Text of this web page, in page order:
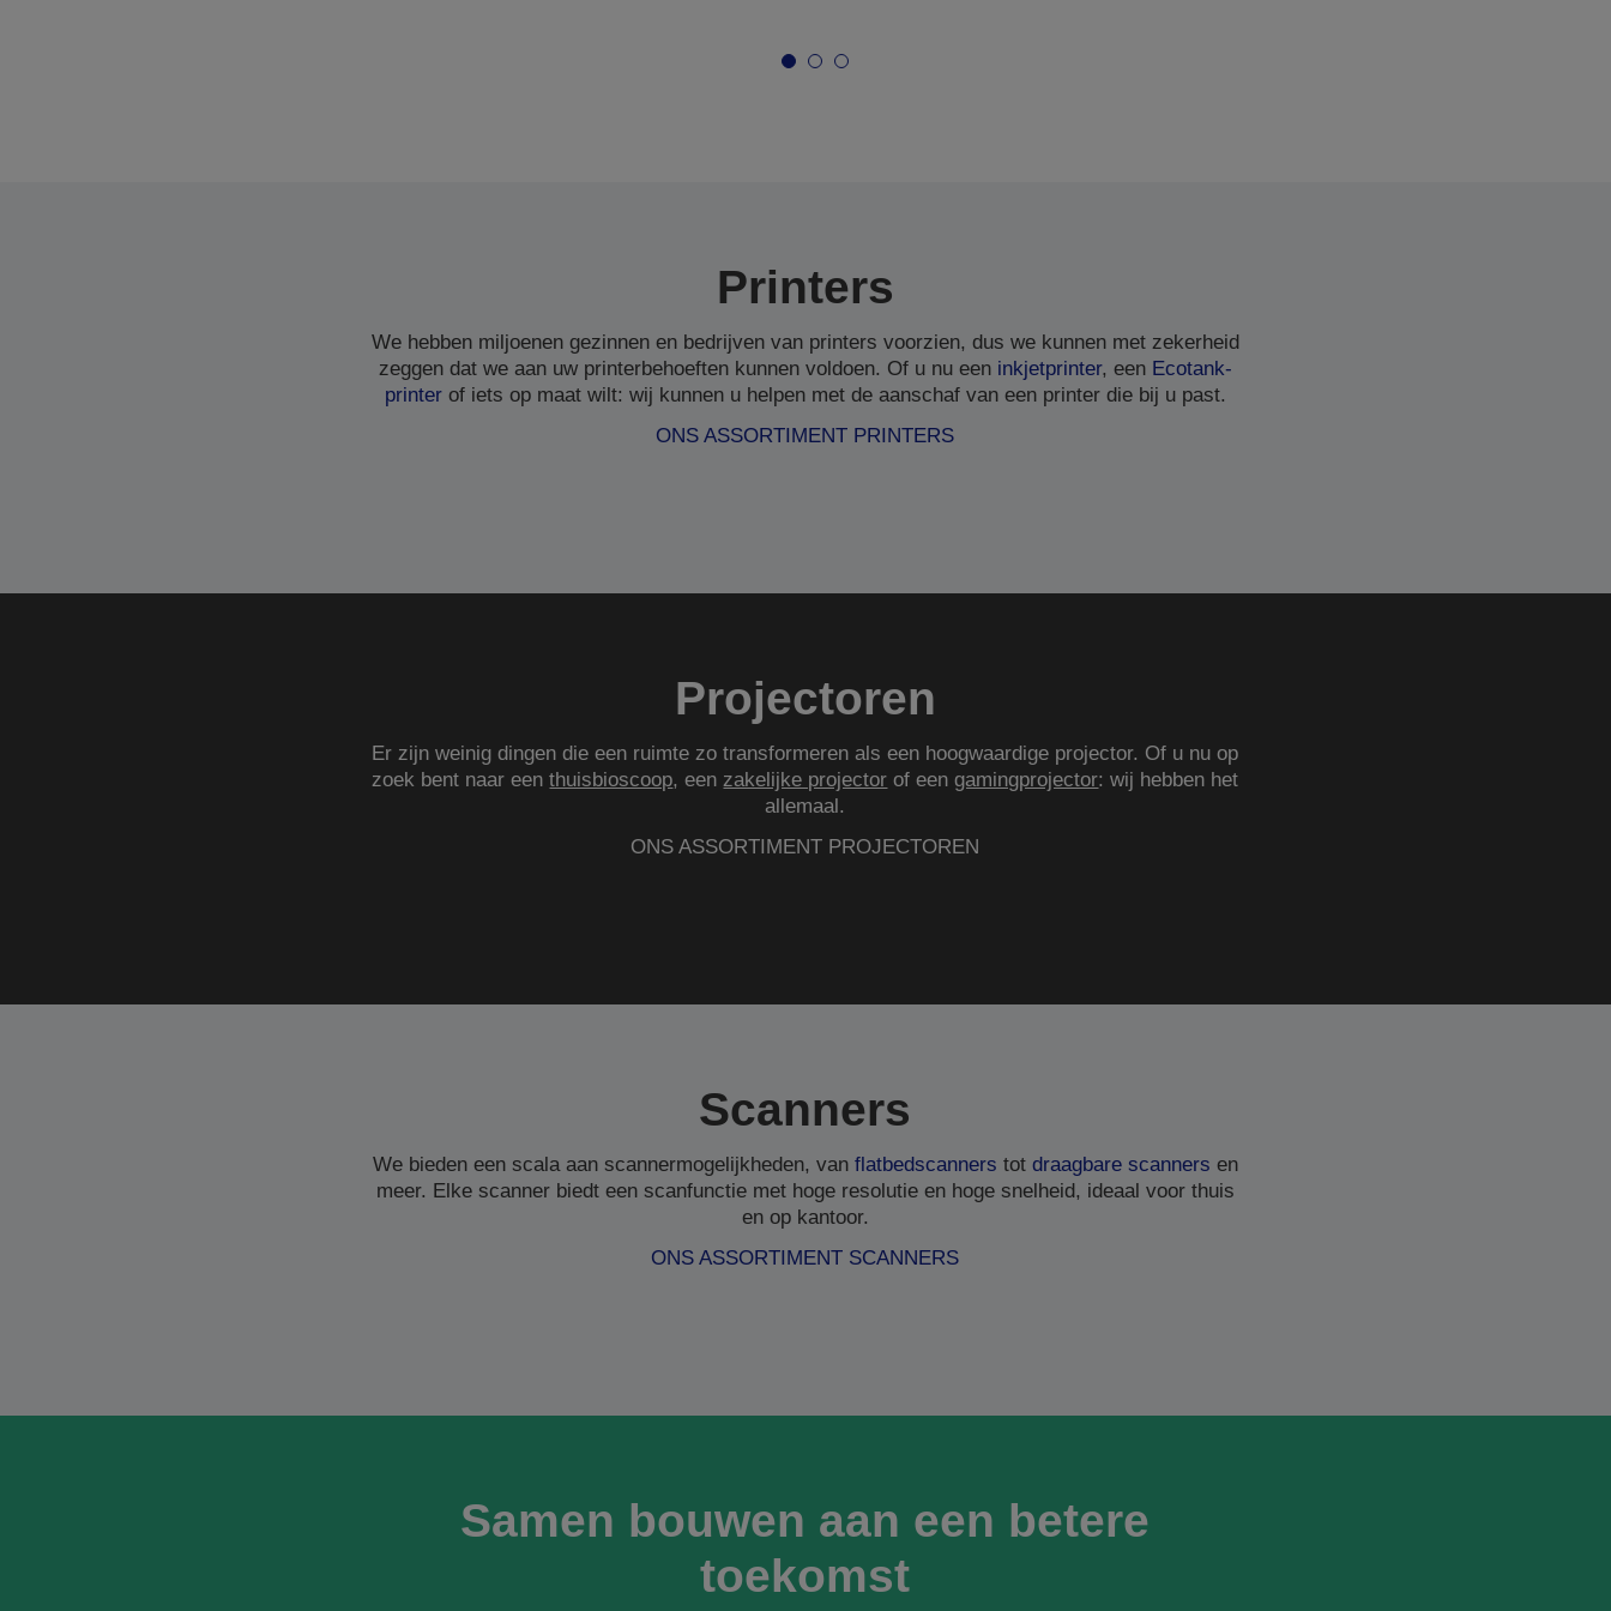
Printers
We hebben miljoenen gezinnen en bedrijven van printers voorzien, dus we kunnen met zekerheid
zeggen dat we aan uw printerbehoeften kunnen voldoen. Of u nu een inkjetprinter, een Ecotank-
printerof iets op maat wilt: wij kunnen u helpen met de aanschaf van een printer die bij u past.
ONS ASSORTIMENT PRINTERS
Projectoren
Er zijn weinig dingen die een ruimte zo transformeren als een hoogwaardige projector. Of u nu op
zoek bent naar eenthuisbioscoop, eenzakelijke projector of eengamingprojector: wij hebben het
allemaal.
ONS ASSORTIMENT PROJECTOREN
Scanners
We bieden een scala aan scannermogelijkheden, van flatbedscanners tot draagbare scanners en
meer. Elke scanner biedt een scanfunctie met hoge resolutie en hoge snelheid, ideaal voor thuis
en op kantoor.
ONS ASSORTIMENT SCANNERS
Samen bouwen aan een betere
toekomst